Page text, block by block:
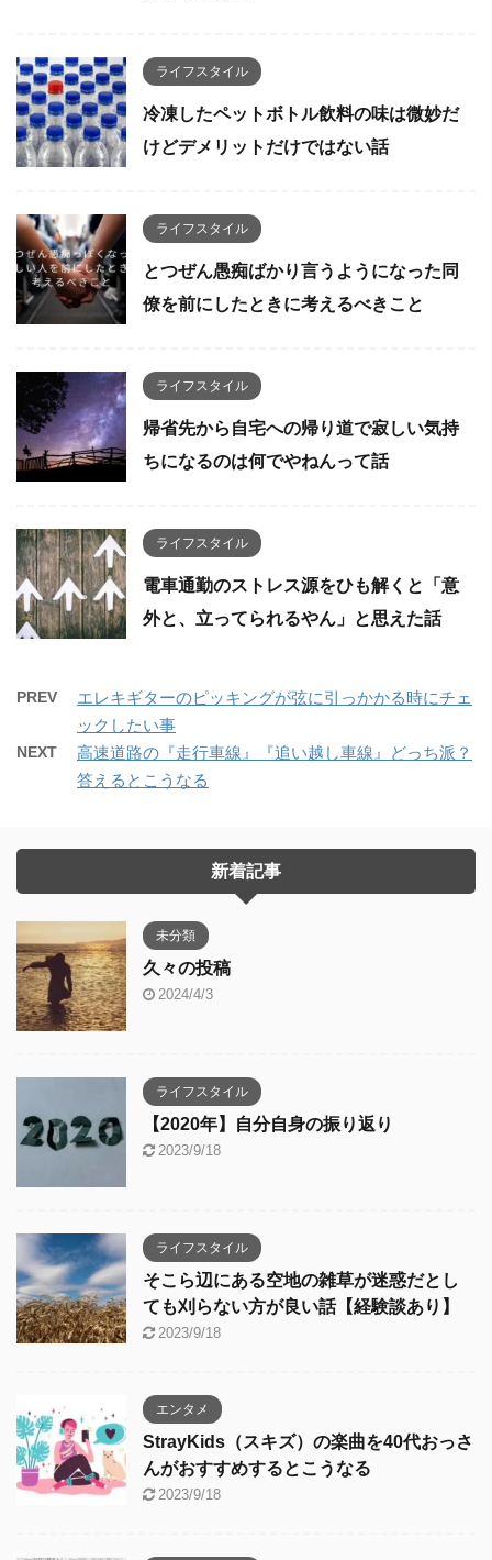
ライフスタイル
冷凍したペットボトル飲料の味は微妙だ
けどデメリットだけではない話
ライフスタイル
とつぜん愚痴ばかり言うようになった同
僚を前にしたときに考えるべきこと
ライフスタイル
帰省先から自宅への帰り道で寂しい気持
ちになるのは何でやねんって話
ライフスタイル
電車通勤のストレス源をひも解くと「意
外と、立ってられるやん」と思えた話
PREV
エレキギターのピッキングが弦に引っかかる時にチェ
ックしたい事
NEXT
高速道路の『走行車線』『追い越し車線』どっち派？
答えるとこうなる
新着記事
未分類
久々の投稿
2024/4/3
ライフスタイル
【2020年】自分自身の振り返り
2023/9/18
ライフスタイル
そこら辺にある空地の雑草が迷惑だとし
ても刈らない方が良い話【経験談あり】
2023/9/18
エンタメ
StrayKids（スキズ）の楽曲を40代おっさ
んがおすすめするとこうなる
2023/9/18